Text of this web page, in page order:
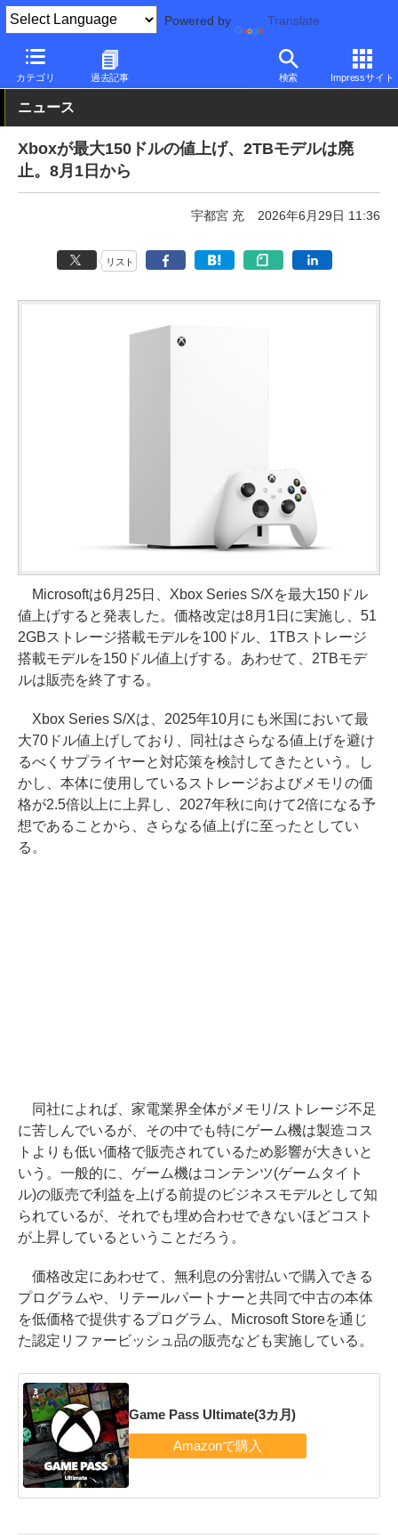
Powered by Translate
カテゴリ 過去記事 検索 Impressサイト
PC Watch 半導体/周辺機器
ニュース
Xboxが最大150ドルの値上げ、2TBモデルは廃
止。8月1日から
宇都宮 充 2026年6月29日 11:36
リスト
Microsoftは6月25日、Xbox Series S/Xを最大150ドル
値上げすると発表した。価格改定は8月1日に実施し、51
2GBストレージ搭載モデルを100ドル、1TBストレージ
搭載モデルを150ドル値上げする。あわせて、2TBモデ
ルは販売を終了する。
Xbox Series S/Xは、2025年10月にも米国において最
大70ドル値上げしており、同社はさらなる値上げを避け
るべくサプライヤーと対応策を検討してきたという。し
かし、本体に使用しているストレージおよびメモリの価
格が2.5倍以上に上昇し、2027年秋に向けて2倍になる予
想であることから、さらなる値上げに至ったとしてい
る。
同社によれば、家電業界全体がメモリ/ストレージ不足
に苦しんでいるが、その中でも特にゲーム機は製造コス
トよりも低い価格で販売されているため影響が大きいと
いう。一般的に、ゲーム機はコンテンツ(ゲームタイト
ル)の販売で利益を上げる前提のビジネスモデルとして知
られているが、それでも埋め合わせできないほどコスト
が上昇しているということだろう。
価格改定にあわせて、無利息の分割払いで購入できる
プログラムや、リテールパートナーと共同で中古の本体
を低価格で提供するプログラム、Microsoft Storeを通じ
た認定リファービッシュ品の販売なども実施している。
Game Pass Ultimate(3カ月)